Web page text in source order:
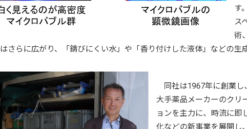
す
ス
術
はさらに広がり、「錆びにくい水」や「香り付けした液体」などの生
同社は1967年に創業し
大手薬品メーカーのクリ
ョンを主力に、時流に即
化などの新事業を展開し